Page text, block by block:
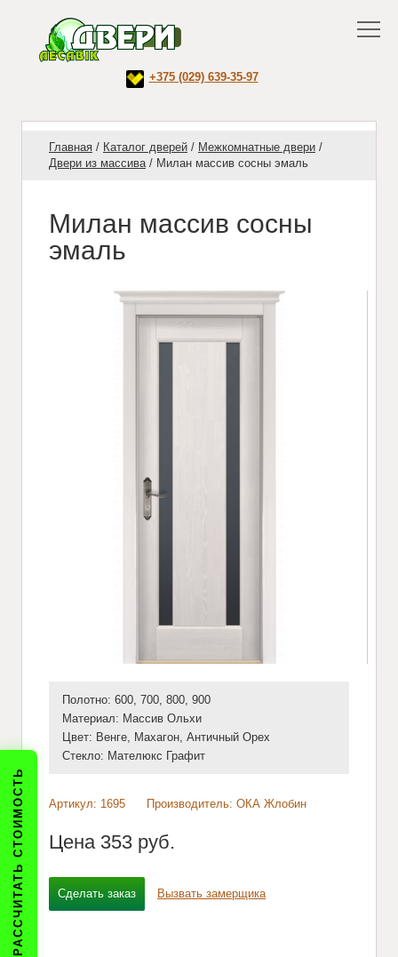
РАССЧИТАТЬ СТОИМОСТЬ
+375 (029) 639-35-97
Главная / Каталог дверей / Межкомнатные двери /
Двери из массива / Милан массив сосны эмаль
Милан массив сосны
эмаль
Полотно: 600, 700, 800, 900
Материал: Массив Ольхи
Цвет: Венге, Махагон, Античный Орех
Стекло: Мателюкс Графит
Артикул: 1695 Производитель: ОКА Жлобин
Цена 353 pуб.
Сделать заказ Вызвать замерщика